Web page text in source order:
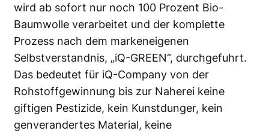
wird ab sofort nur noch 100 Prozent Bio-
Baumwolle verarbeitet und der komplette
Prozess nach dem markeneigenen
Selbstverstandnis, „iQ-GREEN“, durchgefuhrt.
Das bedeutet für iQ-Company von der
Rohstoffgewinnung bis zur Naherei keine
giftigen Pestizide, kein Kunstdunger, kein
genverandertes Material, keine